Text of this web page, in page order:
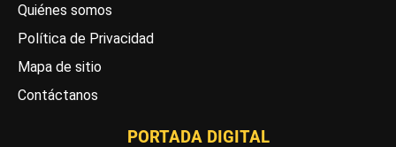
Quiénes somos
Política de Privacidad
Mapa de sitio
Contáctanos
PORTADA DIGITAL